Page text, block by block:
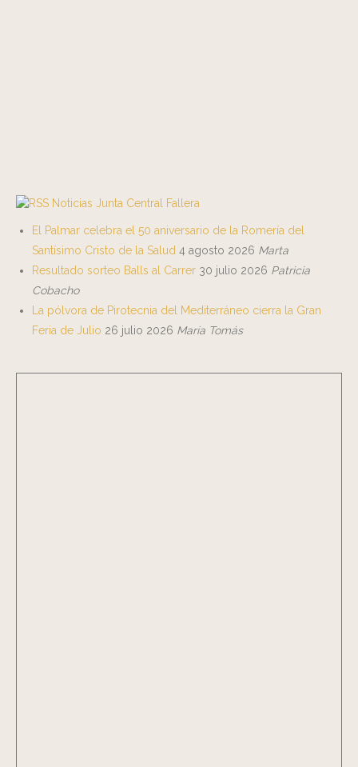
Noticias Junta Central Fallera
El Palmar celebra el 50 aniversario de la Romería del
Santísimo Cristo de la Salud 4 agosto 2026 Marta
Resultado sorteo Balls al Carrer 30 julio 2026 Patricia
Cobacho
La pólvora de Pirotecnia del Mediterráneo cierra la Gran
Feria de Julio 26 julio 2026 María Tomás